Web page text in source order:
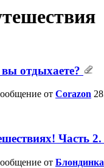
отдыхаете?
от Corazon
Часть 2.
от Блондинка